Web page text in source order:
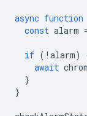
async function
const alarm
if ( ! alarm)
await
}
}